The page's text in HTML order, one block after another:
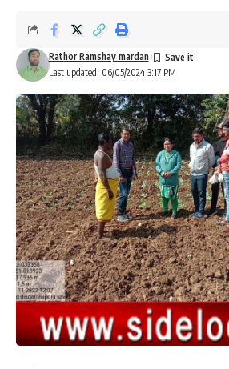
Last updated: 06/05/2024 3:17 PM
Rathor Ramshay mardan